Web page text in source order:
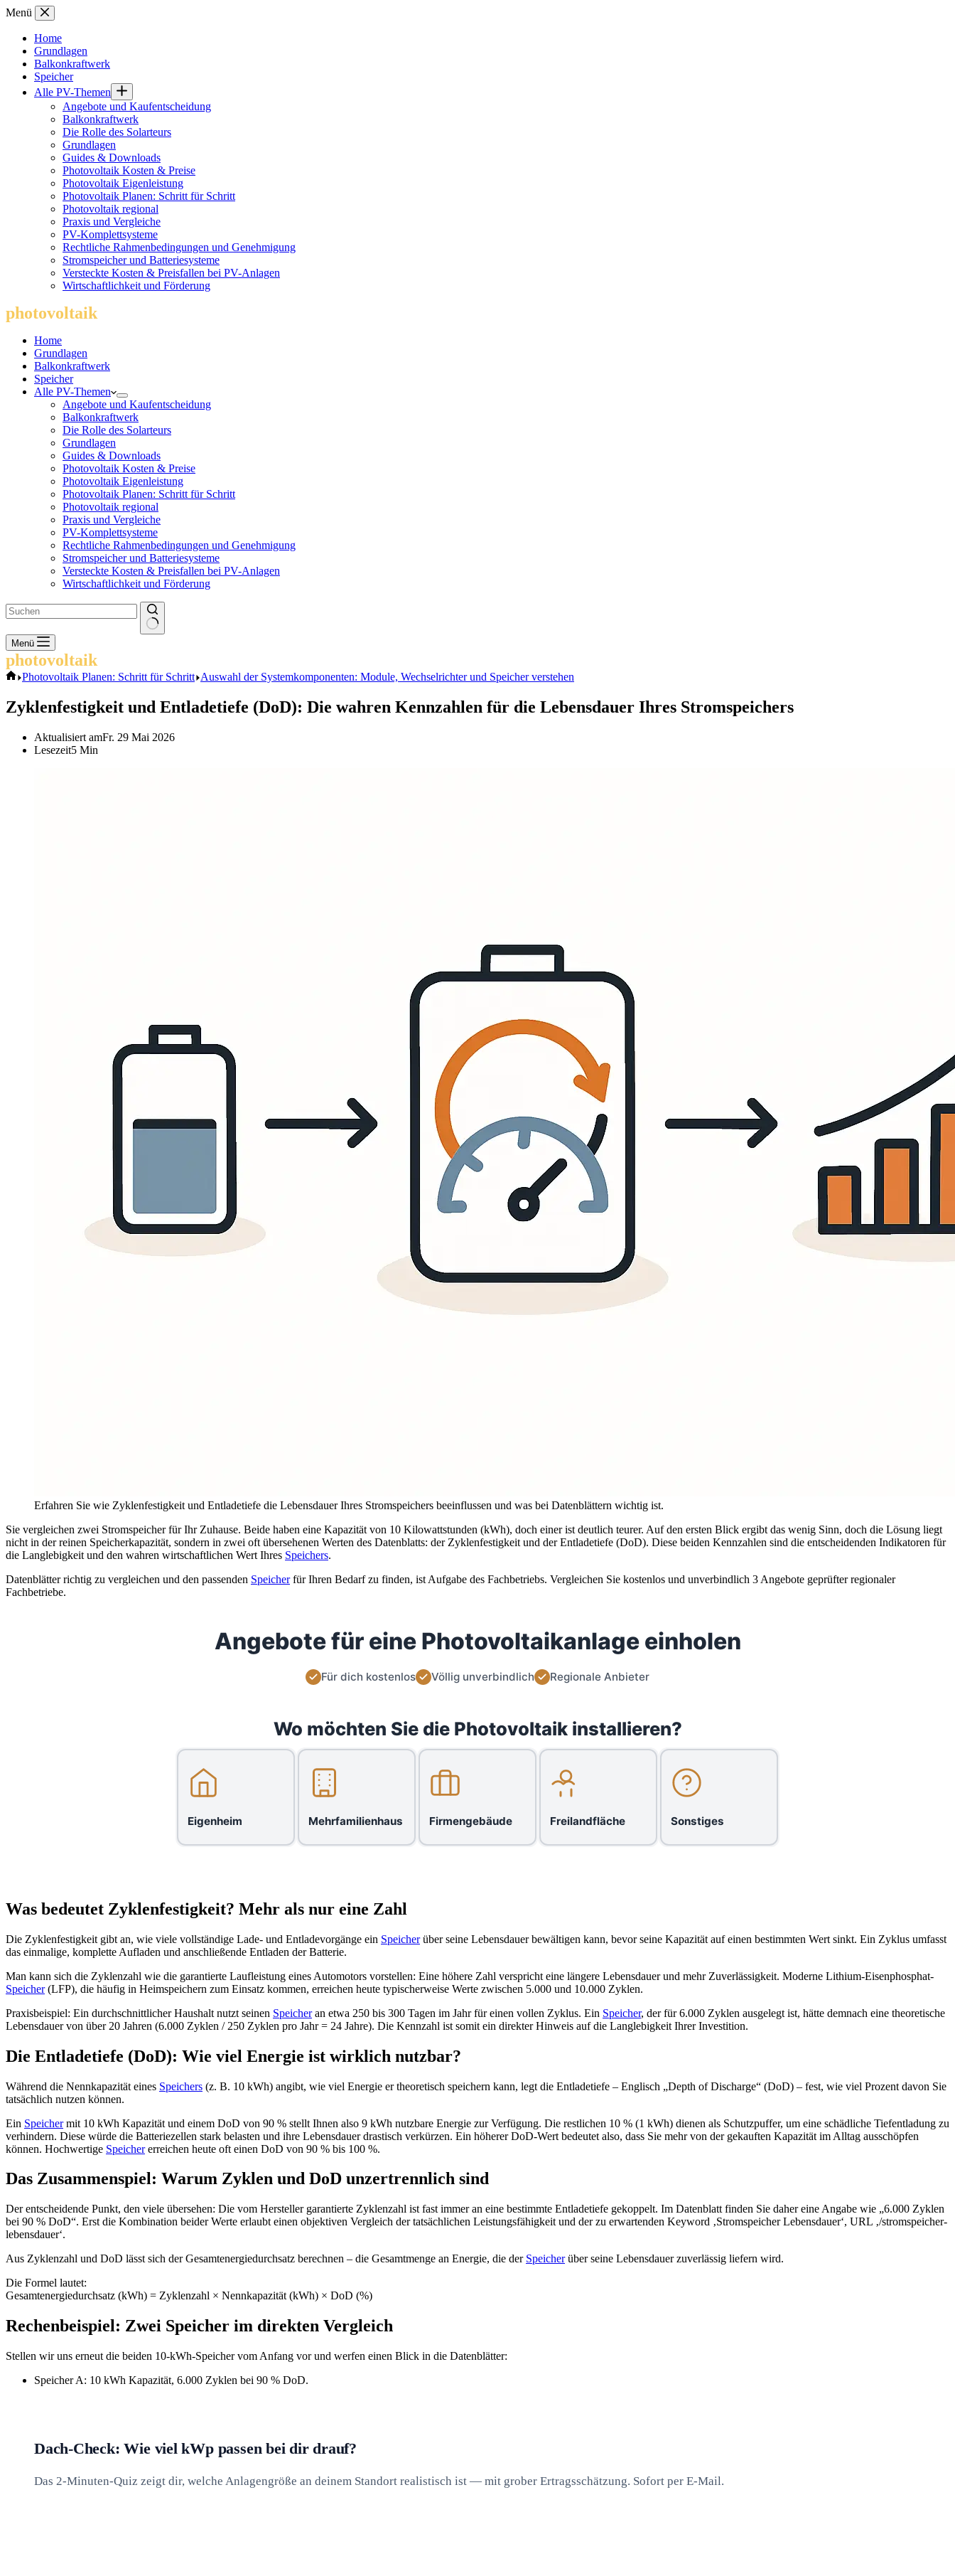
Zum
springen
Menü
Home
Grundlagen
Balkonkraftwerk
Speicher
Alle PV-Themen
Angebote und Kaufentscheidung
Balkonkraftwerk
Die Rolle des Solarteurs
Grundlagen
Guides & Downloads
Photovoltaik Kosten & Preise
Photovoltaik Eigenleistung
Photovoltaik Planen: Schritt für Schritt
Photovoltaik regional
Praxis und Vergleiche
PV-Komplettsysteme
Rechtliche Rahmenbedingungen und Genehmigung
Stromspeicher und Batteriesysteme
Versteckte Kosten & Preisfallen bei PV-Anlagen
Wirtschaftlichkeit und Förderung
photovoltaik
Home
Grundlagen
Balkonkraftwerk
Speicher
Alle PV-Themen
Angebote und Kaufentscheidung
Balkonkraftwerk
Die Rolle des Solarteurs
Grundlagen
Guides & Downloads
Photovoltaik Kosten & Preise
Photovoltaik Eigenleistung
Photovoltaik Planen: Schritt für Schritt
Photovoltaik regional
Praxis und Vergleiche
PV-Komplettsysteme
Rechtliche Rahmenbedingungen und Genehmigung
Stromspeicher und Batteriesysteme
Versteckte Kosten & Preisfallen bei PV-Anlagen
Wirtschaftlichkeit und Förderung
Keine
Ergebnisse
Menü
photovoltaik
Start
Photovoltaik Planen: Schritt für Schritt Auswahl der Systemkomponenten: Module, Wechselrichter und Speicher verstehen
Zyklenfestigkeit und Entladetiefe (DoD): Die wahren Kennzahlen für die Lebensdauer Ihres Stromspeichers
Aktualisiert amFr. 29 Mai 2026
Lesezeit5 Min
Erfahren Sie wie Zyklenfestigkeit und Entladetiefe die Lebensdauer Ihres Stromspeichers beeinflussen und was bei Datenblättern wichtig ist.
Sie vergleichen zwei Stromspeicher für Ihr Zuhause. Beide haben eine Kapazität von 10 Kilowattstunden (kWh), doch einer ist deutlich teurer. Auf den ersten Blick ergibt das wenig Sinn, doch die Lösung liegt
nicht in der reinen Speicherkapazität, sondern in zwei oft übersehenen Werten des Datenblatts: der Zyklenfestigkeit und der Entladetiefe (DoD). Diese beiden Kennzahlen sind die entscheidenden Indikatoren für
die Langlebigkeit und den wahren wirtschaftlichen Wert Ihres Speichers.
Datenblätter richtig zu vergleichen und den passenden Speicherfür Ihren Bedarf zu finden, ist Aufgabe des Fachbetriebs. Vergleichen Sie kostenlos und unverbindlich 3 Angebote geprüfter regionaler
Fachbetriebe.
Angebote für eine Photovoltaikanlage einholen
Für dich kostenlos Völlig unverbindlich Regionale Anbieter
Wo möchten Sie die Photovoltaik installieren?
Eigenheim Mehrfamilienhaus Firmengebäude Freilandfläche Sonstiges
Was bedeutet Zyklenfestigkeit? Mehr als nur eine Zahl
Die Zyklenfestigkeit gibt an, wie viele vollständige Lade- und Entladevorgänge ein Speicherüber seine Lebensdauer bewältigen kann, bevor seine Kapazität auf einen bestimmten Wert sinkt. Ein Zyklus umfasst
das einmalige, komplette Aufladen und anschließende Entladen der Batterie.
Man kann sich die Zyklenzahl wie die garantierte Laufleistung eines Automotors vorstellen: Eine höhere Zahl verspricht eine längere Lebensdauer und mehr Zuverlässigkeit. Moderne Lithium-Eisenphosphat-
Speicher(LFP), die häufig in Heimspeichern zum Einsatz kommen, erreichen heute typischerweise Werte zwischen 5.000 und 10.000 Zyklen.
Praxisbeispiel: Ein durchschnittlicher Haushalt nutzt seinen Speicheran etwa 250 bis 300 Tagen im Jahr für einen vollen Zyklus. Ein Speicher, der für 6.000 Zyklen ausgelegt ist, hätte demnach eine theoretische
Lebensdauer von über 20 Jahren (6.000 Zyklen / 250 Zyklen pro Jahr = 24 Jahre). Die Kennzahl ist somit ein direkter Hinweis auf die Langlebigkeit Ihrer Investition.
Die Entladetiefe (DoD): Wie viel Energie ist wirklich nutzbar?
Während die Nennkapazität eines Speichers (z. B. 10 kWh) angibt, wie viel Energie er theoretisch speichern kann, legt die Entladetiefe – Englisch „Depth of Discharge“ (DoD) – fest, wie viel Prozent davon Sie
tatsächlich nutzen können.
Ein Speichermit 10 kWh Kapazität und einem DoD von 90 % stellt Ihnen also 9 kWh nutzbare Energie zur Verfügung. Die restlichen 10 % (1 kWh) dienen als Schutzpuffer, um eine schädliche Tiefentladung zu
verhindern. Diese würde die Batteriezellen stark belasten und ihre Lebensdauer drastisch verkürzen. Ein höherer DoD-Wert bedeutet also, dass Sie mehr von der gekauften Kapazität im Alltag ausschöpfen
können. Hochwertige Speichererreichen heute oft einen DoD von 90 % bis 100 %.
Das Zusammenspiel: Warum Zyklen und DoD unzertrennlich sind
Der entscheidende Punkt, den viele übersehen: Die vom Hersteller garantierte Zyklenzahl ist fast immer an eine bestimmte Entladetiefe gekoppelt. Im Datenblatt finden Sie daher eine Angabe wie „6.000 Zyklen
bei 90 % DoD“. Erst die Kombination beider Werte erlaubt einen objektiven Vergleich der tatsächlichen Leistungsfähigkeit und der zu erwartenden Keyword ‚Stromspeicher Lebensdauer‘, URL ‚/stromspeicher-
lebensdauer‘.
Aus Zyklenzahl und DoD lässt sich der Gesamtenergiedurchsatz berechnen – die Gesamtmenge an Energie, die der Speicherüber seine Lebensdauer zuverlässig liefern wird.
Die Formel lautet:
Gesamtenergiedurchsatz (kWh) = Zyklenzahl × Nennkapazität (kWh) × DoD (%)
Rechenbeispiel: Zwei Speicher im direkten Vergleich
Stellen wir uns erneut die beiden 10-kWh-Speicher vom Anfang vor und werfen einen Blick in die Datenblätter:
Speicher A: 10 kWh Kapazität, 6.000 Zyklen bei 90 % DoD.
Dach-Check: Wie viel kWp passen bei dir drauf?
Das 2-Minuten-Quiz zeigt dir, welche Anlagengröße an deinem Standort realistisch ist — mit grober Ertragsschätzung. Sofort per E-Mail.